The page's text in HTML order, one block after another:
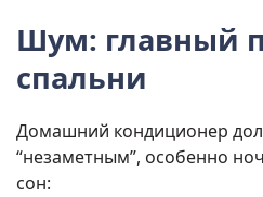
Шум: главный
спальни
Домашний кондиционер
“незаметным”, особенно
сон: